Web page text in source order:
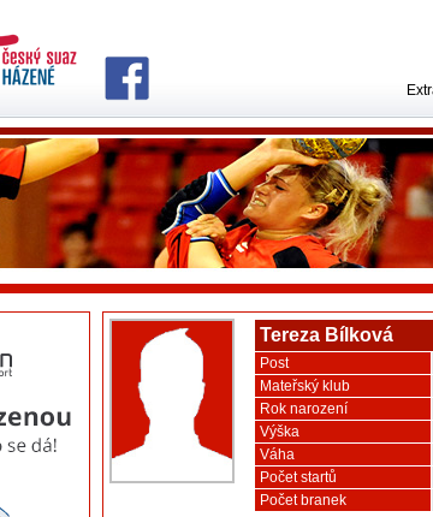
Tereza Bílková
Post
Mateřský klub
Rok narození
Výška
Váha
Počet startů
Počet branek